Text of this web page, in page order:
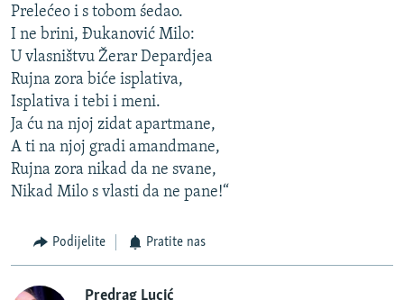
Prelećeo i s tobom śedao.
I ne brini, Đukanović Milo:
U vlasništvu Žerar Depardjea
Rujna zora biće isplativa,
Isplativa i tebi i meni.
Ja ću na njoj zidat apartmane,
A ti na njoj gradi amandmane,
Rujna zora nikad da ne svane,
Nikad Milo s vlasti da ne pane!“
Podijelite Pratite nas
Predrag Lucić